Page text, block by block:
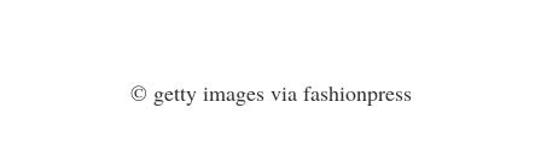
© getty images via fashionpress